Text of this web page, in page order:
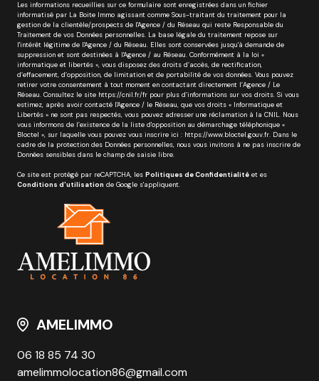
Les informations recueillies sur ce formulaire sont enregistrées dans un fichier
informatisé par La Boite Immo agissant comme Sous-traitant du traitement pour la
gestion de la clientèle/prospects de l'Agence / du Réseau qui reste Responsable du
Traitement de vos Données personnelles. La base légale du traitement repose sur
l'intérêt légitime de l'Agence / du Réseau. Elles sont conservées jusqu'à demande de
suppression et sont destinées à l'Agence / au Réseau. Conformément à la loi «
informatique et libertés », vous disposez des droits d’accès, de rectification,
d’effacement, d’opposition, de limitation et de portabilité de vos données. Vous pouvez
retirer votre consentement à tout moment en contactant directement l’Agence / Le
Réseau. Consultez le site https://cnil.fr/fr pour plus d’informations sur vos droits. Si vous
estimez, après avoir contacté l'Agence / le Réseau, que vos droits « Informatique et
Libertés » ne sont pas respectés, vous pouvez adresser une réclamation à la CNIL. Nous
vous informons de l’existence de la liste d'opposition au démarchage téléphonique «
Bloctel », sur laquelle vous pouvez vous inscrire ici : https://www.bloctel.gouv.fr. Dans le
cadre de la protection des Données personnelles, nous vous invitons à ne pas inscrire de
Données sensibles dans le champ de saisie libre.
Ce site est protégé par reCAPTCHA, les Politiques de Confidentialité et es
Conditions d'utilisation de Google s'appliquent.
AMELIMMO
06 18 85 74 30
amelimmolocation86@gmail.com